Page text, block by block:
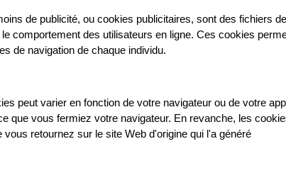
de publicité, ou cookies publicitaires, sont des fichiers
comportement des utilisateurs en ligne. Ces cookies
de navigation de chaque individu.
peut varier en fonction de votre navigateur ou de votre
que vous fermiez votre navigateur. En revanche, les
retournez sur le site Web d'origine qui l'a généré